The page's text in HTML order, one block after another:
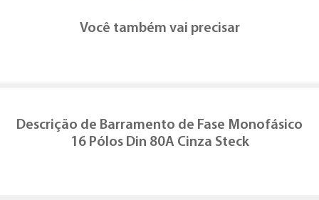
Você também vai precisar
Descrição de Barramento de Fase Monofásico
16 Pólos Din 80A Cinza Steck